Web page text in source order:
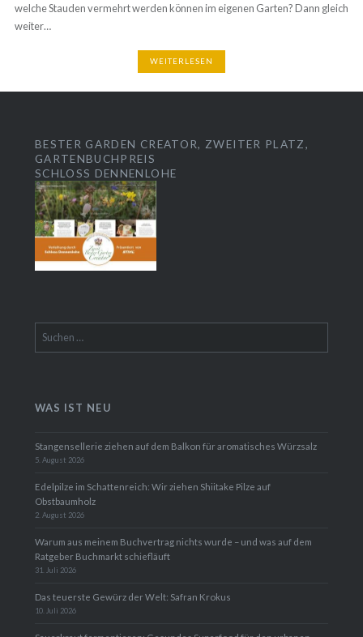
welche Stauden vermehrt werden können im eigenen Garten? Dann gleich
weiter…
WEITERLESEN
BESTER GARDEN CREATOR, ZWEITER PLATZ,
GARTENBUCHPREIS
SCHLOSS DENNENLOHE
nach:
WAS IST NEU
Stangensellerie ziehen auf dem Balkon für aromatisches Würzsalz
5. August 2026
Edelpilze im Schattenreich: Wir ziehen Shiitake Pilze auf
Obstbaumholz
2. August 2026
Warum aus meinem Buchvertrag nichts wurde – und was auf dem
Ratgeber Buchmarkt schiefläuft
31. Juli 2026
Das teuerste Gewürz der Welt: Safran Krokus
10. Juli 2026